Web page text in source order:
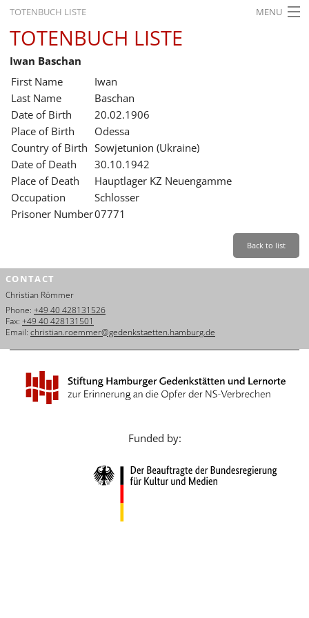
TOTENBUCH LISTE MENU
STARTSEITE
AUSSTELLUNGEN
GESCHICHTE
BILDUNG
FORSCHUNG
SERVICE
Leichte Sprache Back
Dansk
Español
Italiano
Nederlands
Português
TOTENBUCH LISTE
Iwan Baschan
First Name
Iwan
Last Name
Baschan
Date of Birth
20.02.1906
Place of Birth
Odessa
Country of Birth Sowjetunion (Ukraine)
Date of Death
30.10.1942
Place of Death
Hauptlager KZ Neuengamme
Occupation
Schlosser
Prisoner Number07771
Back to list
CONTACT
Christian Römmer
Phone: +49 40 428131526
Fax: +49 40 428131501
Email: christian.roemmer@gedenkstaetten.hamburg.de
Funded by: